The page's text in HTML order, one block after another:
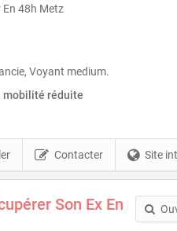
En 48h Metz
Voyant medium.
mobilité réduite
Site
Contacter
Son Ex En